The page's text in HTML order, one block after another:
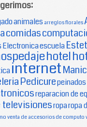
animales arreglos florales
comidas
Electronicaescuela
hotel
internet
Pedicurepeinados
reparacion de
televisionesroparopa
venta de accesorios de computo